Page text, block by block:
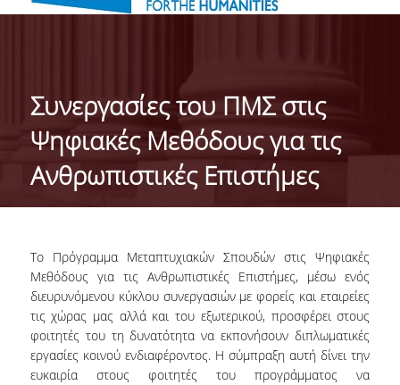
ΤΟ ΠΡΟΓΡΑΜΜΑ
ΜΑΘΗΣΙΑΚΑ ΑΠΟΤΕΛΕΣΜΑΤΑ
ΔΙΔΑΣΚΟΝΤΕΣ
ΕΞΩΤΕΡΙΚΗ ΣΥΜΒΟΥΛΕΥΤΙΚΗ ΕΠΙΤΡΟΠΗ
ΚΑΝΟΝΙΣΜΟΣ ΣΠΟΥΔΩΝ
ΥΠΟΨΗΦΙΟΙ
ΣΕ ΠΟΙΟΥΣ ΑΠΕΥΘΥΝΕΤΑΙ
Συνεργασίες του ΠΜΣ στις
Ψηφιακές Μεθόδους για τις
Ανθρωπιστικές Επιστήμες
Το Πρόγραμμα Μεταπτυχιακών Σπουδών στις Ψηφιακές
Μεθόδους για τις Ανθρωπιστικές Επιστήμες, μέσω ενός
διευρυνόμενου κύκλου συνεργασιών με φορείς και εταιρείες
τις χώρας μας αλλά και του εξωτερικού, προσφέρει στους
φοιτητές του τη δυνατότητα να εκπονήσουν διπλωματικές
εργασίες κοινού ενδιαφέροντος. Η σύμπραξη αυτή δίνει την
ευκαιρία στους φοιτητές του προγράμματος να